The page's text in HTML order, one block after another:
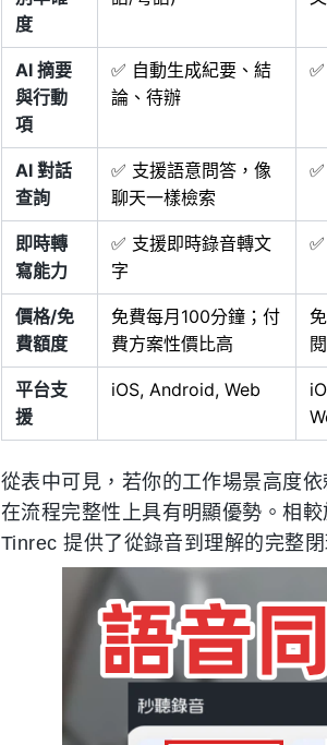
度
AI 摘要
與行動
項
✅ 自動生成紀要、結
論、待辦
AI 對話
查詢
✅ 支援語意問答，像
聊天一樣檢索
即時轉
寫能力
✅ 支援即時錄音轉文
字
價格/免
費額度
免費每月100分鐘；付
費方案性價比高
平台支
援
iOS, Android, Web
從表中可見，若你的工作場景高度
在流程完整性上具有明顯優勢。相
Tinrec 提供了從錄音到理解的完整閉